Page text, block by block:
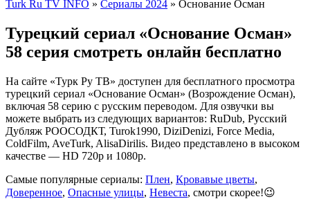
Turk Ru TV INFO » Сериалы 2024 » Основание Осман
Турецкий сериал «Основание Осман»
58 серия смотреть онлайн бесплатно
На сайте «Турк Ру ТВ» доступен для бесплатного просмотра
турецкий сериал «Основание Осман» (Возрождение Осман),
включая 58 серию с русским переводом. Для озвучки вы
можете выбрать из следующих вариантов: RuDub, Русский
Дубляж РООСОДКТ, Turok1990, DiziDenizi, Force Media,
ColdFilm, AveTurk, AlisaDirilis. Видео представлено в высоком
качестве — HD 720p и 1080p.
Самые популярные сериалы: Плен, Кровавые цветы,
Доверенное, Опасные улицы, Невеста, смотри скорее!😉